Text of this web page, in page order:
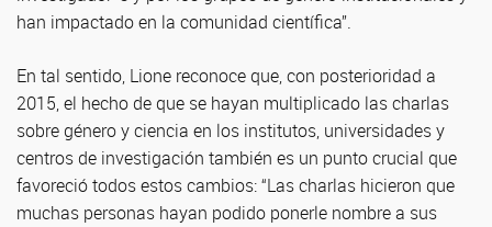
han impactado en la comunidad científica”.
En tal sentido, Lione reconoce que, con posterioridad a
2015, el hecho de que se hayan multiplicado las charlas
sobre género y ciencia en los institutos, universidades y
centros de investigación también es un punto crucial que
favoreció todos estos cambios: “Las charlas hicieron que
muchas personas hayan podido ponerle nombre a sus